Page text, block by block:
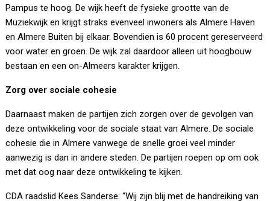
Pampus te hoog. De wijk heeft de fysieke grootte van de
Muziekwijk en krijgt straks evenveel inwoners als Almere Haven
en Almere Buiten bij elkaar. Bovendien is 60 procent gereserveerd
voor water en groen. De wijk zal daardoor alleen uit hoogbouw
bestaan en een on-Almeers karakter krijgen.
Zorg over sociale cohesie
Daarnaast maken de partijen zich zorgen over de gevolgen van
deze ontwikkeling voor de sociale staat van Almere. De sociale
cohesie die in Almere vanwege de snelle groei veel minder
aanwezig is dan in andere steden. De partijen roepen op om ook
met dat oog naar deze ontwikkeling te kijken.
CDA raadslid Kees Sanderse: “Wij zijn blij met de handreiking van